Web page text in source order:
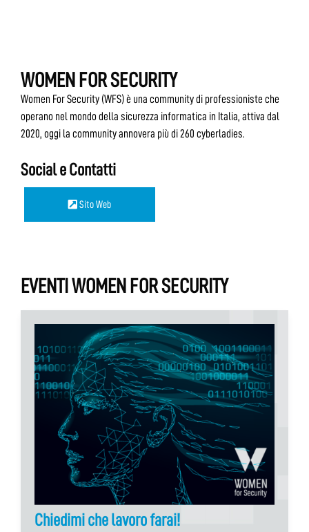
WOMEN FOR SECURITY
Women For Security (WFS) è una community di professioniste che
operano nel mondo della sicurezza informatica in Italia, attiva dal
2020, oggi la community annovera più di 260 cyberladies.
Social e Contatti
Sito Web
EVENTI WOMEN FOR SECURITY
Chiedimi che lavoro farai!